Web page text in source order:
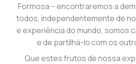
Formosa − encontraremos a
todos, independentemente de
e experiência do mundo, somos
e de partilhá-lo com os
Que estes frutos de nossa